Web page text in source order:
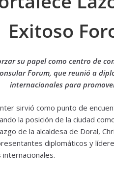
Exitoso
su papel como centro de
Forum, que reunió a
internacionales para
sirvió como punto de
la posición de la ciudad
de la alcaldesa de Doral,
diplomáticos y